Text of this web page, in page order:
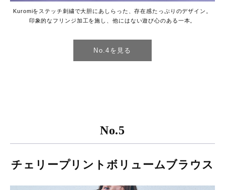
Kuromiをステッチ刺繍で大胆にあしらった、存在感たっぷりのデザイン。
印象的なフリンジ加工を施し、他にはない遊び心のある一本。
No.4を見る
No.5
チェリープリントボリュームブラウス